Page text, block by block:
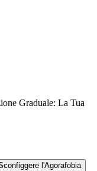
Graduale: La Tua
l'Agorafobia